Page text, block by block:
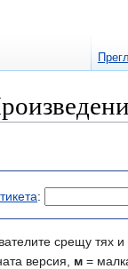
:
срещу тях
версия, м =